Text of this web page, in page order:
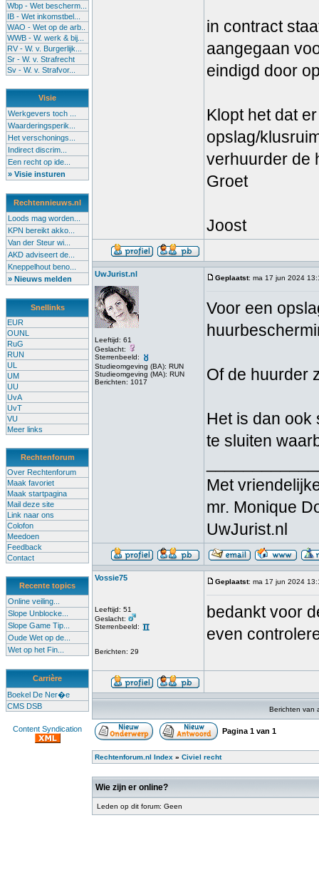
Wbp - Wet bescherm...
IB - Wet inkomstbel...
WAO - Wet op de arb..
WWB - W. werk & bij...
RV - W. v. Burgerlijk...
Sr - W. v. Strafrecht
Sv - W. v. Strafvor...
Visie
Werkgevers toch ...
Waarderingsperik...
Het verschonings...
Indirect discrim...
Een recht op ide...
» Visie insturen
Rechtennieuws.nl
Loods mag worden...
KPN bereikt akko...
Van der Steur wi...
AKD adviseert de...
Kneppelhout beno...
» Nieuws melden
Snellinks
EUR
OUNL
RuG
RUN
UL
UM
UU
UvA
UvT
VU
Meer links
Rechtenforum
Over Rechtenforum
Maak favoriet
Maak startpagina
Mail deze site
Link naar ons
Colofon
Meedoen
Feedback
Contact
Recente topics
Online veiling...
Slope Unblocke...
Slope Game Tip...
Oude Wet op de...
Wet op het Fin...
Carrière
Boekel De Ner�e
CMS DSB
Content Syndication
in contract
aangegaan
eindigd door
Klopt het dat
opslag/
verhuurder de
Groet
Joost
UwJurist.nl
Leeftijd: 61
Geslacht:
Sterrenbeeld:
Studieomgeving (BA): RUN
Studieomgeving (MA): RUN
Berichten: 1017
Geplaatst: ma 17 jun 2024
Voor een
Of de huurder
Het is dan ook
te sluiten
Met
mr. Monique
UwJurist.nl
Vossie75
Leeftijd: 51
Geslacht:
Sterrenbeeld:
Berichten: 29
Geplaatst: ma 17 jun 2024
bedankt voor
even
Berichten van
Pagina 1 van 1
Rechtenforum.nl Index » Civiel recht
Wie zijn er online?
Leden op dit forum: Geen